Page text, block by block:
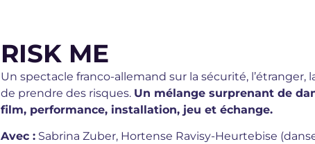
RISK ME
Un spectacle franco-allemand sur la sécurité, l’étranger,
de prendre des risques. Un mélange surprenant de
film, performance, installation, jeu et échange.
Avec : Sabrina Zuber, Hortense Ravisy-Heurtebise